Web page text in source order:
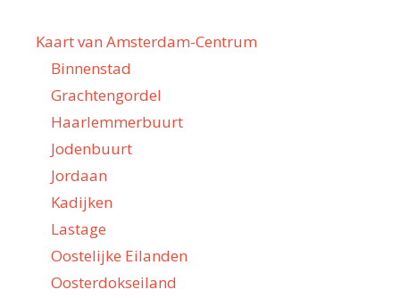
Kaart van Amsterdam-Centrum
Binnenstad
Grachtengordel
Haarlemmerbuurt
Jodenbuurt
Jordaan
Kadijken
Lastage
Oostelijke Eilanden
Oosterdokseiland